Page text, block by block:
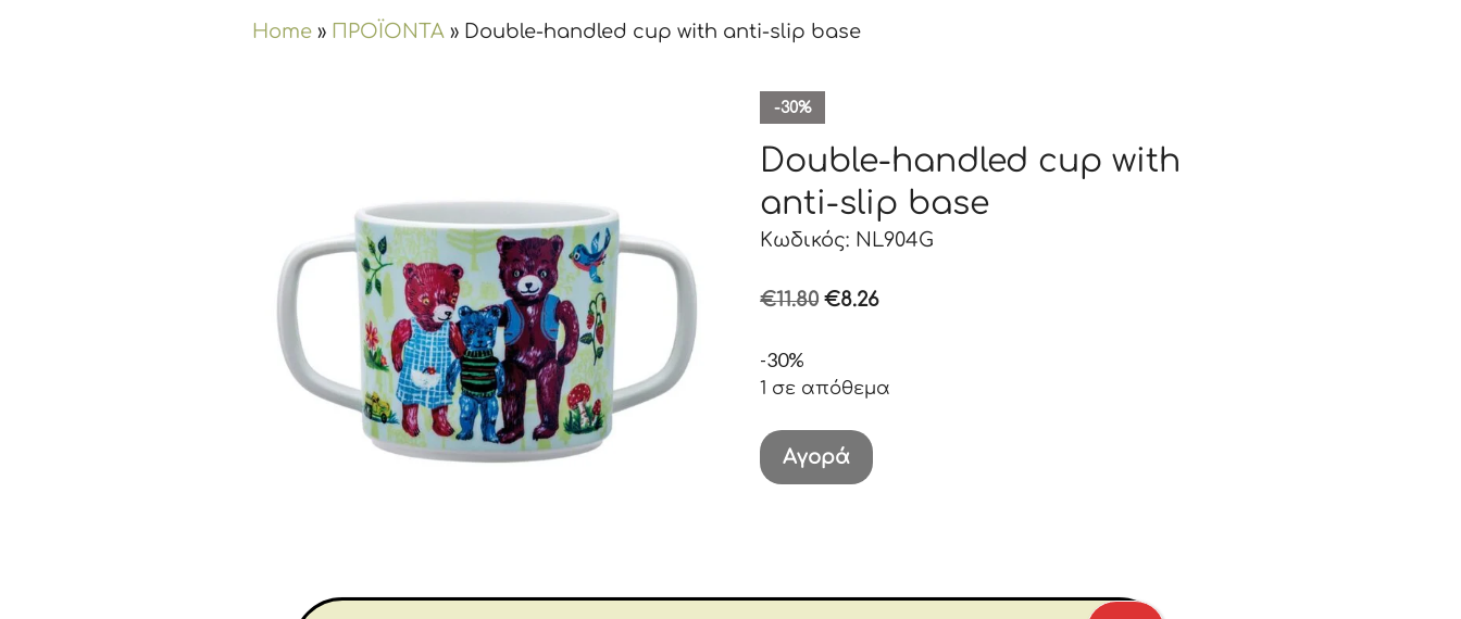
Home » ΠΡΟΪΟΝΤΑ » Double-handled cup with anti-slip base
-30%
Double-handled cup with
anti-slip base
Κωδικός: NL904G
€11.80 Original
€11.80.
€8.26Η
είναι:
-30%
1 σε απόθεμα
Double-
handled
slip
Αγορά